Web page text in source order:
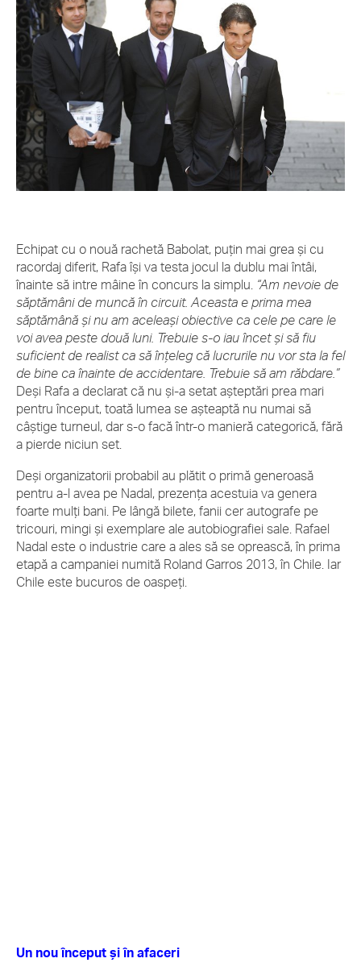
Echipat cu o nouă rachetă Babolat, puţin mai grea şi cu
racordaj diferit, Rafa îşi va testa jocul la dublu mai întâi,
înainte să intre mâine în concurs la simplu. “Am nevoie de
săptămâni de muncă în circuit. Aceasta e prima mea
săptămână şi nu am aceleaşi obiective ca cele pe care le
voi avea peste două luni. Trebuie s-o iau încet şi să fiu
suficient de realist ca să înţeleg că lucrurile nu vor sta la fel
de bine ca înainte de accidentare. Trebuie să am răbdare.”
Deşi Rafa a declarat că nu şi-a setat aşteptări prea mari
pentru început, toată lumea se aşteaptă nu numai să
câştige turneul, dar s-o facă într-o manieră categorică, fără
a pierde niciun set.
Deşi organizatorii probabil au plătit o primă generoasă
pentru a-l avea pe Nadal, prezenţa acestuia va genera
foarte mulţi bani. Pe lângă bilete, fanii cer autografe pe
tricouri, mingi şi exemplare ale autobiografiei sale. Rafael
Nadal este o industrie care a ales să se oprească, în prima
etapă a campaniei numită Roland Garros 2013, în Chile. Iar
Chile este bucuros de oaspeţi.
Un nou început şi în afaceri